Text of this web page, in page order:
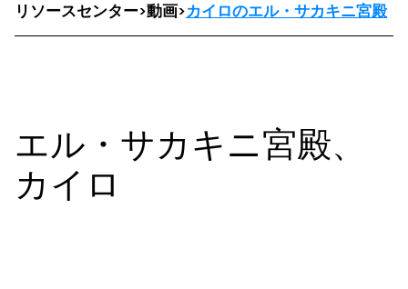
リソースセンター>動画>カイロのエル・サカキニ宮殿
エル・サカキニ宮殿、
カイロ